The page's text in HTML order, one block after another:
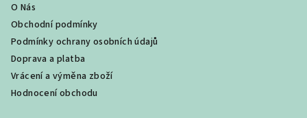
O Nás
Obchodní podmínky
Podmínky ochrany osobních údajů
Doprava a platba
Vrácení a výměna zboží
Hodnocení obchodu